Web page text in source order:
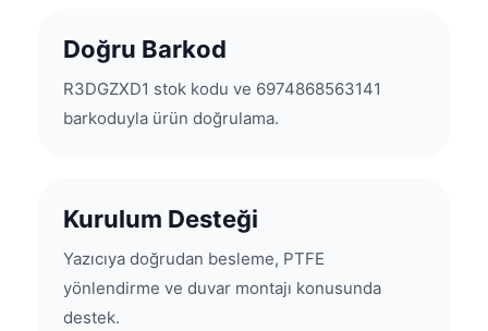
Doğru Barkod
R3DGZXD1 stok kodu ve 6974868563141
barkoduyla ürün doğrulama.
Kurulum Desteği
Yazıcıya doğrudan besleme, PTFE
yönlendirme ve duvar montajı konusunda
destek.